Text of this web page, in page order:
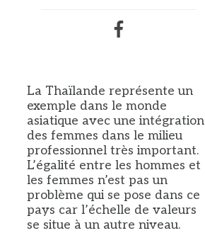
La Thaïlande représente un
exemple dans le monde
asiatique avec une intégration
des femmes dans le milieu
professionnel très important.
L’égalité entre les hommes et
les femmes n’est pas un
problème qui se pose dans ce
pays car l’échelle de valeurs
se situe à un autre niveau.